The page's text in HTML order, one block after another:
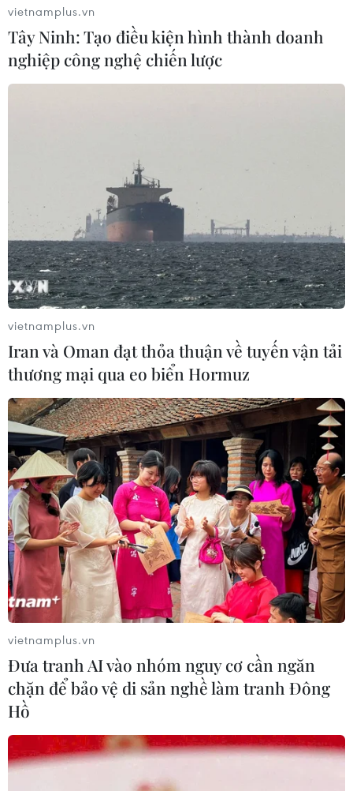
vietnamplus.vn
Tây Ninh: Tạo điều kiện hình thành doanh
nghiệp công nghệ chiến lược
vietnamplus.vn
Iran và Oman đạt thỏa thuận về tuyến vận tải
thương mại qua eo biển Hormuz
vietnamplus.vn
Đưa tranh AI vào nhóm nguy cơ cần ngăn
chặn để bảo vệ di sản nghề làm tranh Đông
Hồ